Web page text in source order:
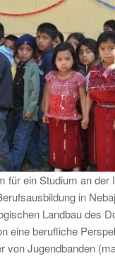
für ein Studium an
in
Landbau des
eine berufliche
von Jugendbanden